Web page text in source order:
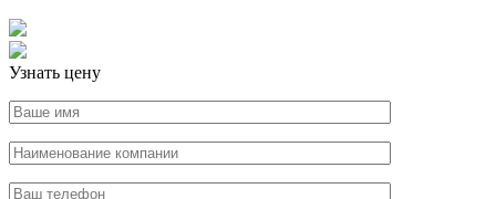
Узнать цену